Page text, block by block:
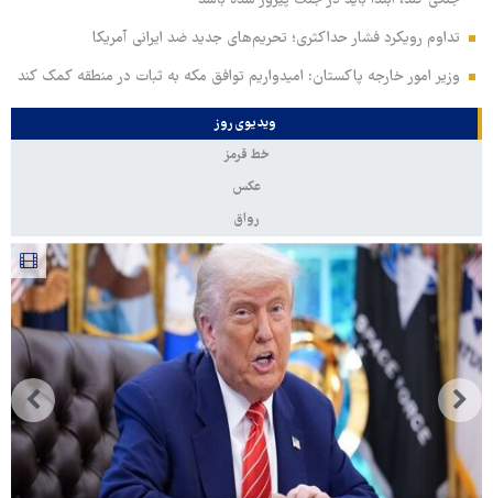
تداوم رویکرد فشار حداکثری؛ تحریم‌های جدید ضد ایرانی آمریکا
وزیر امور خارجه پاکستان: امیدواریم توافق مکه به ثبات در منطقه کمک کند
ویدیوی روز
خط قرمز
عکس
رواق